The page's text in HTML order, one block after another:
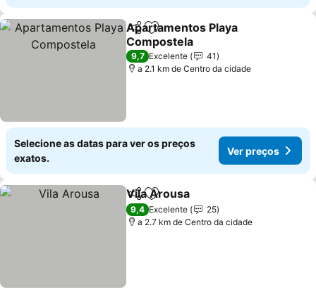
PartilharAdicionar aos favoritos
Apartamentos Playa
Compostela
9,7 Excelente
41
a 2.1 km de Centro da cidade
Selecione as datas para ver os preços
exatos.
Ver preços
PartilharAdicionar aos favoritos
Vila Arousa
9,4 Excelente
25
a 2.7 km de Centro da cidade